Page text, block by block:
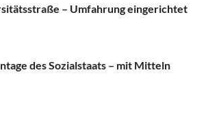
­– Umfahrung eingerichtet
des Sozialstaats – mit Mitteln